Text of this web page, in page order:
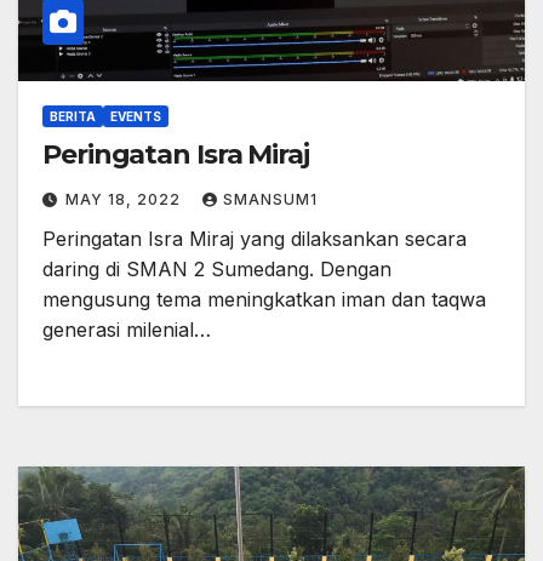
BERITA EVENTS
Peringatan Isra Miraj
MAY 18, 2022 SMANSUM1
Peringatan Isra Miraj yang dilaksankan secara
daring di SMAN 2 Sumedang. Dengan
mengusung tema meningkatkan iman dan taqwa
generasi milenial…